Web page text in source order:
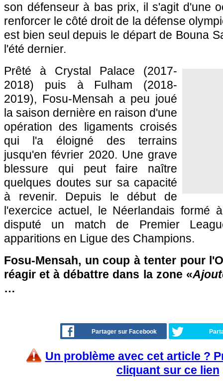
son défenseur à bas prix, il s'agit d'une
renforcer le côté droit de la défense
est bien seul depuis le départ de Bouna
l'été dernier.
Prêté à Crystal Palace (2017-
2018) puis à Fulham (2018-
2019), Fosu-Mensah a peu joué
la saison dernière en raison d'une
opération des ligaments croisés
qui l'a éloigné des terrains
jusqu'en février 2020. Une grave
blessure qui peut faire naître
quelques doutes sur sa capacité
à revenir. Depuis le début de
l'exercice actuel, le Néerlandais formé
disputé un match de Premier
apparitions en Ligue des Champions.
Fosu-Mensah, un coup à tenter pour
réagir et à débattre dans la zone «
…
Partager sur Facebook
Un problème avec cet article ?
cliquant sur ce lien